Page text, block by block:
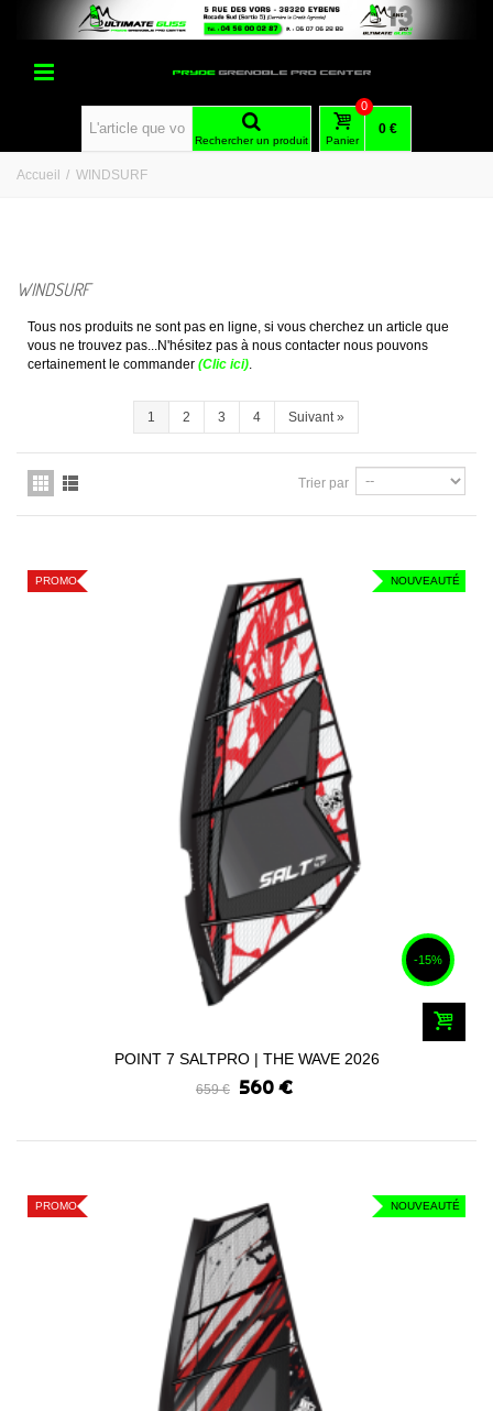
Rechercher un produit Panier
0
0 €
Accueil / WINDSURF
WINDSURF
Tous nos produits ne sont pas en ligne, si vous cherchez un article que
vous ne trouvez pas...N'hésitez pas à nous contacter nous pouvons
certainement le commander (Clic ici)
1 2 3 4 Suivant »
Trier par
NOUVEAUTÉ
PROMO
-15%
POINT 7 SALTPRO | THE WAVE 2026
659 € 560 €
NOUVEAUTÉ
PROMO